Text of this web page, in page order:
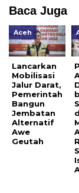
Baca Juga
Aceh
Lancarkan
Mobilisasi
Jalur Darat,
Pemerintah
Bangun
Jembatan
Alternatif
Awe
Geutah